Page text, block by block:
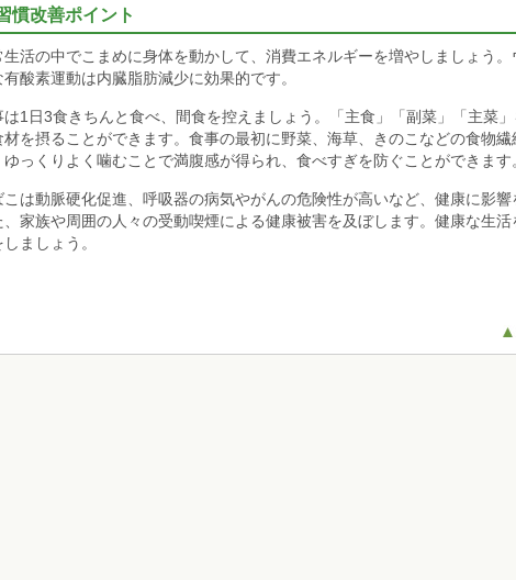
慣改善ポイント
生活の中でこまめに身体を動かして、消費エネルギーを増やしましょう。
有酸素運動は内臓脂肪減少に効果的です。
は1日3食きちんと食べ、間食を控えましょう。「主食」「副菜」「主菜」
材を摂ることができます。食事の最初に野菜、海草、きのこなどの食物繊
ゆっくりよく噛むことで満腹感が得られ、食べすぎを防ぐことができます
こは動脈硬化促進、呼吸器の病気やがんの危険性が高いなど、健康に影響
、家族や周囲の人々の受動喫煙による健康被害を及ぼします。健康な生
ましょう。